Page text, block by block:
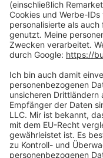
Zahlungsarten
Social Media
Oft Gesucht